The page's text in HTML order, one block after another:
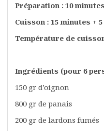
Préparation : 10 minutes
Cuisson : 15 minutes +
Température de cuisson
Ingrédients (pour 6
150 gr d’oignon
800 gr de panais
200 gr de lardons fumés